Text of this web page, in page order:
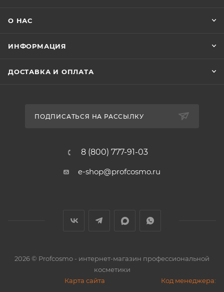
О НАС
ИНФОРМАЦИЯ
ДОСТАВКА И ОПЛАТА
ПОДПИСАТЬСЯ НА РАССЫЛКУ
8 (800) 777-91-03
e-shop@profcosmo.ru
2026© Profcosmo - интернет-магазин профессиональной
косметики
Карта сайта
Код менеджера: